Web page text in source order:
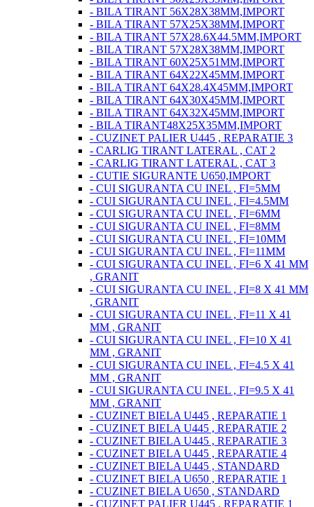
- BILA TIRANT 56X28X38MM,IMPORT
- BILA TIRANT 57X25X38MM,IMPORT
- BILA TIRANT 57X28.6X44.5MM,IMPORT
- BILA TIRANT 57X28X38MM,IMPORT
- BILA TIRANT 60X25X51MM,IMPORT
- BILA TIRANT 64X22X45MM,IMPORT
- BILA TIRANT 64X28.4X45MM,IMPORT
- BILA TIRANT 64X30X45MM,IMPORT
- BILA TIRANT 64X32X45MM,IMPORT
- BILA TIRANT48X25X35MM,IMPORT
- CUZINET PALIER U445 , REPARATIE 3
- CARLIG TIRANT LATERAL , CAT 2
- CARLIG TIRANT LATERAL , CAT 3
- CUTIE SIGURANTE U650,IMPORT
- CUI SIGURANTA CU INEL , FI=5MM
- CUI SIGURANTA CU INEL , FI=4.5MM
- CUI SIGURANTA CU INEL , FI=6MM
- CUI SIGURANTA CU INEL , FI=8MM
- CUI SIGURANTA CU INEL , FI=10MM
- CUI SIGURANTA CU INEL , FI=11MM
- CUI SIGURANTA CU INEL , FI=6 X 41 MM
, GRANIT
- CUI SIGURANTA CU INEL , FI=8 X 41 MM
, GRANIT
- CUI SIGURANTA CU INEL , FI=11 X 41
MM , GRANIT
- CUI SIGURANTA CU INEL , FI=10 X 41
MM , GRANIT
- CUI SIGURANTA CU INEL , FI=4.5 X 41
MM , GRANIT
- CUI SIGURANTA CU INEL , FI=9.5 X 41
MM , GRANIT
- CUZINET BIELA U445 , REPARATIE 1
- CUZINET BIELA U445 , REPARATIE 2
- CUZINET BIELA U445 , REPARATIE 3
- CUZINET BIELA U445 , REPARATIE 4
- CUZINET BIELA U445 , STANDARD
- CUZINET BIELA U650 , REPARATIE 1
- CUZINET BIELA U650 , STANDARD
- CUZINET PALIER U445 , REPARATIE 1